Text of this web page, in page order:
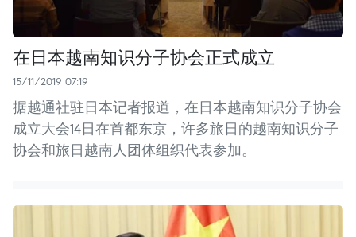
在日本越南知识分子协会正式成立
15/11/2019 07:19
据越通社驻日本记者报道，在日本越南知识分子协会
成立大会14日在首都东京，许多旅日的越南知识分子
协会和旅日越南人团体组织代表参加。